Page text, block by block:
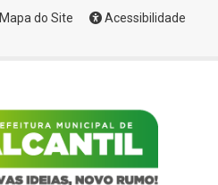
Mapa do Site
Acessibilidade